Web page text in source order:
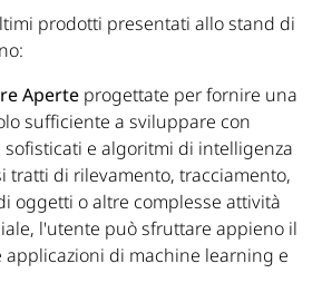
prodotti presentati allo stand di
Aperte progettate per fornire una
sufficiente a sviluppare con
e algoritmi di intelligenza
tratti di rilevamento, tracciamento,
oggetti o altre complesse attività
l'utente può sfruttare appieno il
applicazioni di machine learning e